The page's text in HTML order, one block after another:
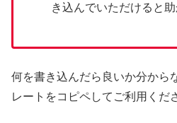
き込んでいただけると
何を書き込んだら良いか分から
レートをコピペしてご利用くだ